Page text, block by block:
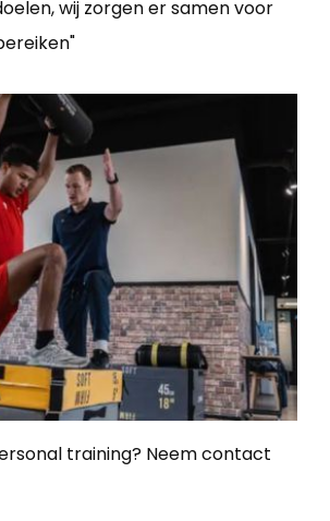
wij zorgen er samen voor
training? Neem contact